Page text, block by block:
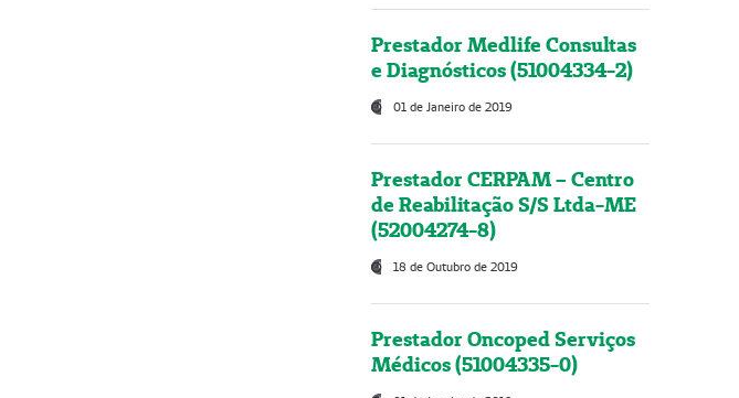
Prestador Medlife Consultas
e Diagnósticos (51004334-2)
01 de Janeiro de 2019
Prestador CERPAM – Centro
de Reabilitação S/S Ltda-ME
(52004274-8)
18 de Outubro de 2019
Prestador Oncoped Serviços
Médicos (51004335-0)